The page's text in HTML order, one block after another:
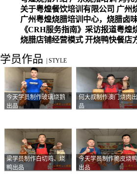
关于粤煌餐饮培训有限公司 广州
《CRH服务指南》采访报道粤煌
烧腊店铺经营模式 开烧鸭快餐店
学员作品 STYLE
今天学员制作玻璃烧鹅
出品
何大叔制作澳门烧肉出
品
梁学员制作白切鸡、烧
鸭出品
今天学员制作脆皮烧鸭
出品